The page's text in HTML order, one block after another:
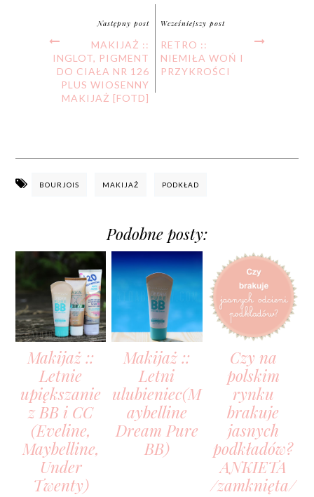
Następny post
MAKIJAŻ ::
INGLOT, PIGMENT
DO CIAŁA NR 126
PLUS WIOSENNY
MAKIJAŻ [FOTD]
Wcześniejszy post
RETRO ::
NIEMIŁA WOŃ I
PRZYKROŚCI
BOURJOIS MAKIJAŻ PODKŁAD
Podobne posty:
Makijaż ::
Letnie
upiększanie
z BB i CC
(Eveline,
Maybelline,
Under
Twenty)
Makijaż ::
Letni
ulubieniec(M
aybelline
Dream Pure
BB)
Czy na
polskim
rynku
brakuje
jasnych
podkładów?
ANKIETA
/zamknięta/